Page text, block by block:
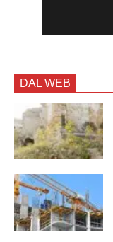
DAL WEB